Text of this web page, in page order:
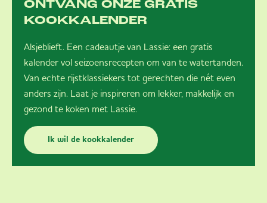
ONTVANG ONZE GRATIS
KOOKKALENDER
Alsjeblieft. Een cadeautje van Lassie: een gratis
kalender vol seizoensrecepten om van te watertanden.
Van echte rijstklassiekers tot gerechten die nét even
anders zijn. Laat je inspireren om lekker, makkelijk en
gezond te koken met Lassie.
Ik wil de kookkalender